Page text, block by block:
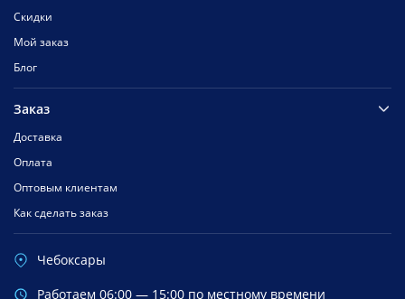
Скидки
Мой заказ
Блог
Заказ
Доставка
Оплата
Оптовым клиентам
Как сделать заказ
Чебоксары
Работаем 06:00 — 15:00 по местному времени